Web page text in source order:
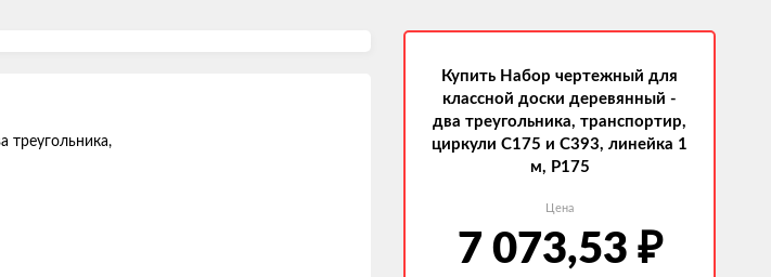
Купить Набор чертежный для
классной доски деревянный -
два треугольника, транспортир,
циркули С175 и С393, линейка 1
м, Р175
Цена
7 073,53 ₽